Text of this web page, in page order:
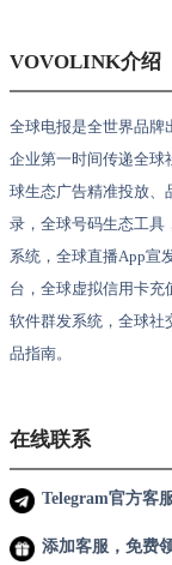
VOVOLINK介绍
全球电报是全世界品牌
企业第一时间传递全球
球生态广告精准投放、
录，全球号码生态工具
系统，全球直播App宣
台，全球虚拟信用卡充
软件群发系统，全球社
品指南。
在线联系
Telegram官方客
添加客服，免费